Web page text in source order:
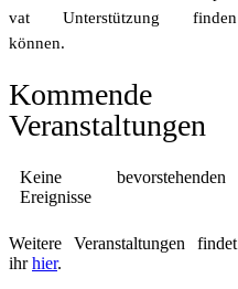
vat Unter­stüt­zung fin­den
können.
Kom­men­de
Veranstaltungen
Kei­ne bevor­ste­hen­den
Ereignisse
Wei­te­re Ver­an­stal­tun­gen fin­det
ihrhier.